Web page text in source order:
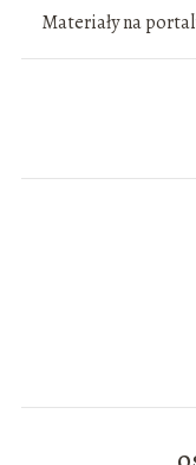
Materiały na